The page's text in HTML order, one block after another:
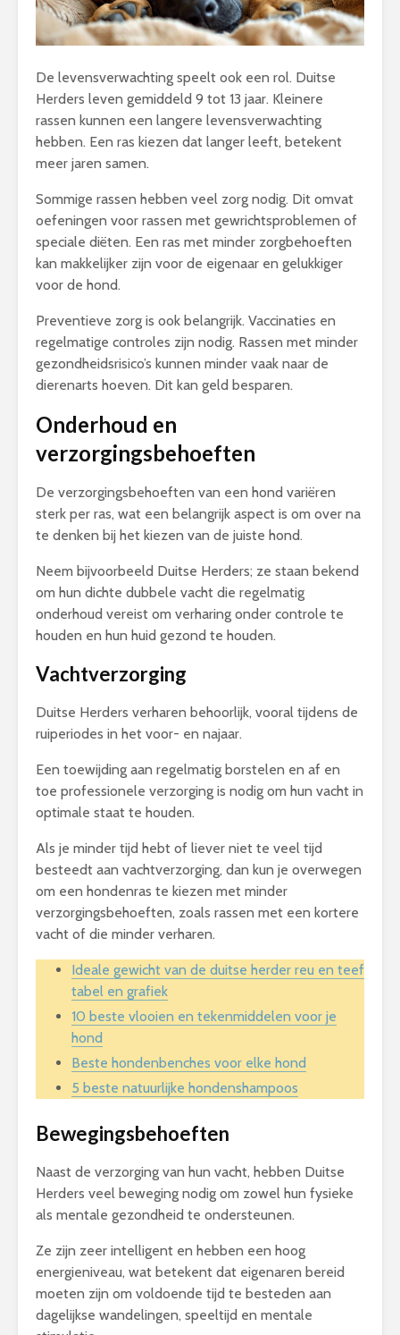
De levensverwachting speelt ook een rol. Duitse
Herders leven gemiddeld 9 tot 13 jaar. Kleinere
rassen kunnen een langere levensverwachting
hebben. Een ras kiezen dat langer leeft, betekent
meer jaren samen.
Sommige rassen hebben veel zorg nodig. Dit omvat
oefeningen voor rassen met gewrichtsproblemen of
speciale diëten. Een ras met minder zorgbehoeften
kan makkelijker zijn voor de eigenaar en gelukkiger
voor de hond.
Preventieve zorg is ook belangrijk. Vaccinaties en
regelmatige controles zijn nodig. Rassen met minder
gezondheidsrisico’s kunnen minder vaak naar de
dierenarts hoeven. Dit kan geld besparen.
Onderhoud en
verzorgingsbehoeften
De verzorgingsbehoeften van een hond variëren
sterk per ras, wat een belangrijk aspect is om over na
te denken bij het kiezen van de juiste hond.
Neem bijvoorbeeld Duitse Herders; ze staan bekend
om hun dichte dubbele vacht die regelmatig
onderhoud vereist om verharing onder controle te
houden en hun huid gezond te houden.
Vachtverzorging
Duitse Herders verharen behoorlijk, vooral tijdens de
ruiperiodes in het voor- en najaar.
Een toewijding aan regelmatig borstelen en af en
toe professionele verzorging is nodig om hun vacht in
optimale staat te houden.
Als je minder tijd hebt of liever niet te veel tijd
besteedt aan vachtverzorging, dan kun je overwegen
om een hondenras te kiezen met minder
verzorgingsbehoeften, zoals rassen met een kortere
vacht of die minder verharen.
Ideale gewicht van de duitse herder reu en teef
tabel en grafiek
10 beste vlooien en tekenmiddelen voor je
hond
Beste hondenbenches voor elke hond
5 beste natuurlijke hondenshampoos
Bewegingsbehoeften
Naast de verzorging van hun vacht, hebben Duitse
Herders veel beweging nodig om zowel hun fysieke
als mentale gezondheid te ondersteunen.
Ze zijn zeer intelligent en hebben een hoog
energieniveau, wat betekent dat eigenaren bereid
moeten zijn om voldoende tijd te besteden aan
dagelijkse wandelingen, speeltijd en mentale